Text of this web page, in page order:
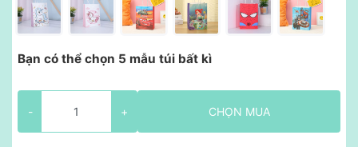
Bạn có thể chọn 5 mẫu túi bất kì
- + CHỌN MUA